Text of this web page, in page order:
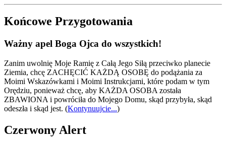
Końcowe Przygotowania
Ważny apel Boga Ojca do wszystkich!
Zanim uwolnię Moje Ramię z Całą Jego Siłą przeciwko planecie
Ziemia, chcę ZACHĘCIĆ KAŻDĄ OSOBĘ do podążania za
Moimi Wskazówkami i Moimi Instrukcjami, które podam w tym
Orędziu, ponieważ chcę, aby KAŻDA OSOBA została
ZBAWIONA i powróciła do Mojego Domu, skąd przybyła, skąd
odeszła i skąd jest. (Kontynuujcie...)
Czerwony Alert